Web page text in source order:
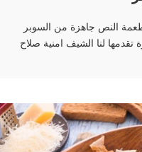
النص جاهزة من السوبر
لنا الشيف امنية صلاح